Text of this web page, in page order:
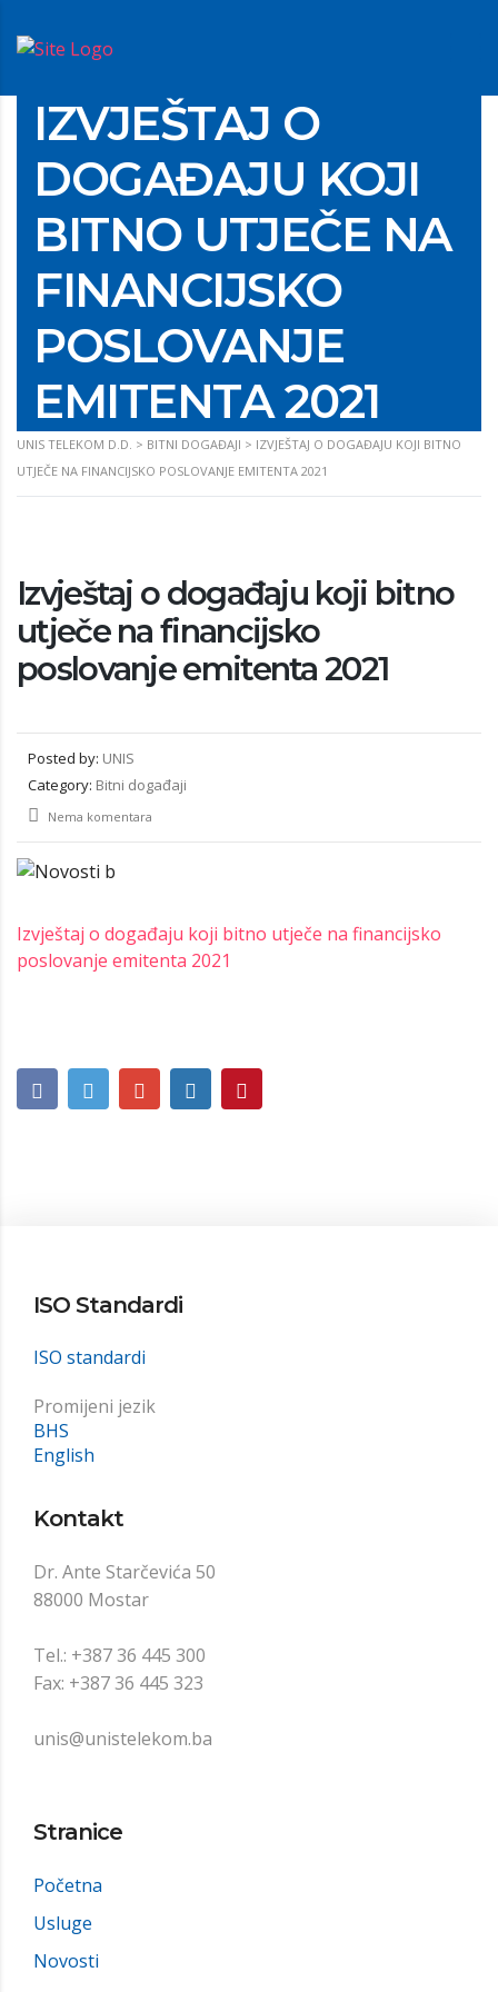
IZVJEŠTAJ O
DOGAĐAJU KOJI
BITNO UTJEČE NA
FINANCIJSKO
POSLOVANJE
EMITENTA 2021
UNIS TELEKOM D.D. > BITNI DOGAĐAJI > IZVJEŠTAJ O DOGAĐAJU KOJI BITNO
UTJEČE NA FINANCIJSKO POSLOVANJE EMITENTA 2021
Izvještaj o događaju koji bitno
utječe na financijsko
poslovanje emitenta 2021
Posted by: UNIS
Category: Bitni događaji
Nema komentara
Izvještaj o događaju koji bitno utječe na financijsko
poslovanje emitenta 2021
ISO Standardi
ISO standardi
Promijeni jezik
BHS
English
Kontakt
Dr. Ante Starčevića 50
88000 Mostar
Tel.: +387 36 445 300
Fax: +387 36 445 323
unis@unistelekom.ba
Stranice
Početna
Usluge
Novosti